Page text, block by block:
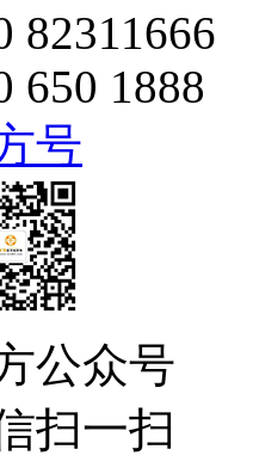
82311666
650 1888
号
公众号
扫一扫